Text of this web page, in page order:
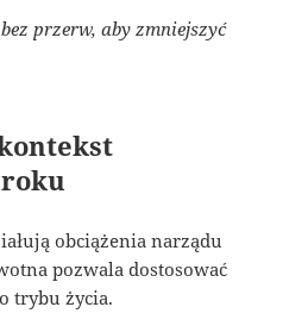
przerw, aby zmniejszyć
obciążenia narządu
pozwala dostosować
trybu życia.